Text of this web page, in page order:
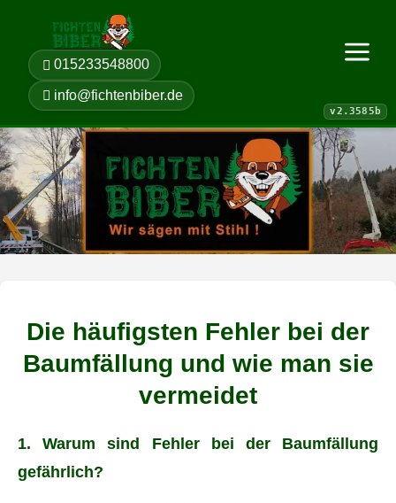
015233548800
info@fichtenbiber.de
Die häufigsten Fehler bei der
Baumfällung und wie man sie
vermeidet
1. Warum sind Fehler bei der Baumfällung
gefährlich?